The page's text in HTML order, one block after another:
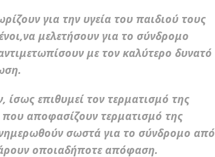
για την υγεία του παιδιού τους
μελετήσουν για το σύνδρομο
με τον καλύτερο δυνατό
επιθυμεί τον τερματισμό της
που αποφασίζουν τερματισμό της
σωστά για το σύνδρομο από
οποιαδήποτε απόφαση.